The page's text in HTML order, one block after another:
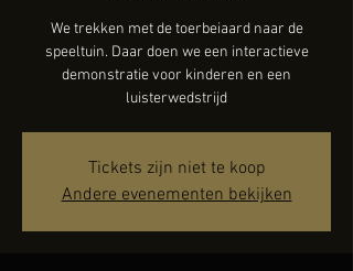
We trekken met de toerbeiaard naar de
speeltuin. Daar doen we een interactieve
demonstratie voor kinderen en een
luisterwedstrijd
Tickets zijn niet te koop
Andere evenementen bekijken